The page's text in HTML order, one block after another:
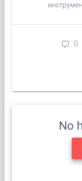
0
No